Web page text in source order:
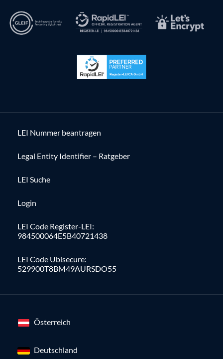
LEI Nummer beantragen
Legal Entity Identifier – Ratgeber
LEI Suche
Login
LEI Code Register-LEI:
984500064E5B40721438
LEI Code Ubisecure:
529900T8BM49AURSDO55
Österreich
Deutschland